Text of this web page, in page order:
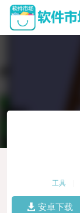
工具
安卓下载